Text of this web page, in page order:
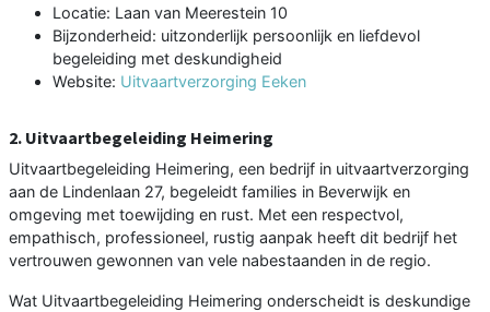
Locatie: Laan van Meerestein 10
Bijzonderheid: uitzonderlijk persoonlijk en liefdevol
begeleiding met deskundigheid
Website: Uitvaartverzorging Eeken
2. Uitvaartbegeleiding Heimering
Uitvaartbegeleiding Heimering, een bedrijf in uitvaartverzorging
aan de Lindenlaan 27, begeleidt families in Beverwijk en
omgeving met toewijding en rust. Met een respectvol,
empathisch, professioneel, rustig aanpak heeft dit bedrijf het
vertrouwen gewonnen van vele nabestaanden in de regio.
Wat Uitvaartbegeleiding Heimering onderscheidt is deskundige